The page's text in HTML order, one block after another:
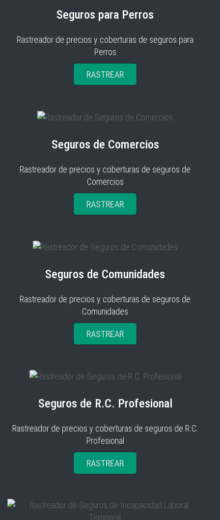
Seguros para Perros
Rastreador de precios y coberturas de seguros para
Perros
RASTREAR
Seguros de Comercios
Rastreador de precios y coberturas de seguros de
Comercios
RASTREAR
Seguros de Comunidades
Rastreador de precios y coberturas de seguros de
Comunidades
RASTREAR
Seguros de R.C. Profesional
Rastreador de precios y coberturas de seguros de R.C.
Profesional
RASTREAR